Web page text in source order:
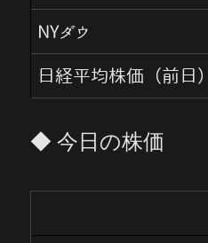
NYダウ
日経平均株価（前日）
◆ 今日の株価